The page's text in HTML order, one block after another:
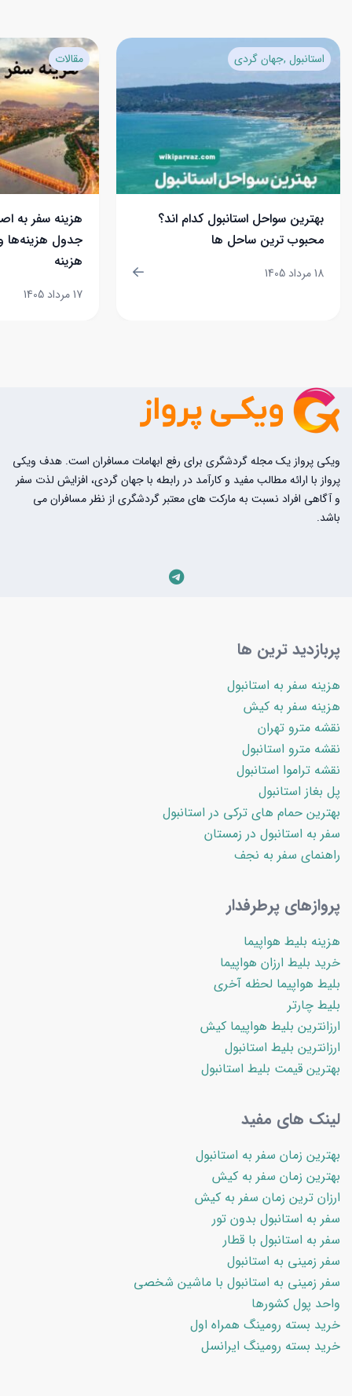
استانبول جهان گردی
بهترین سواحل استانبول کدام اند؟
محبوب ترین ساحل ها
18 مرداد 1405
مقالات
جدول هزینه‌ها
هزینه
17 مرداد 1405
ویکی پرواز یک مجله گردشگری برای رفع ابهامات مسافران است. هدف ویکی
پرواز با ارائه مطالب مفید و کارآمد در رابطه با جهان گردی، افزایش لذت سفر
و آگاهی افراد نسبت به مارکت های معتبر گردشگری از نظر مسافران می
باشد.
پربازدید ترین ها
هزینه سفر به استانبول
هزینه سفر به کیش
نقشه مترو تهران
نقشه مترو استانبول
نقشه تراموا استانبول
پل بغاز استانبول
بهترین حمام های ترکی در استانبول
سفر به استانبول در زمستان
راهنمای سفر به نجف
پروازهای پرطرفدار
هزینه بلیط هواپیما
خرید بلیط ارزان هواپیما
بلیط هواپیما لحظه آخری
بلیط چارتر
ارزانترین بلیط هواپیما کیش
ارزانترین بلیط استانبول
بهترین قیمت بلیط استانبول
لینک های مفید
بهترین زمان سفر به استانبول
بهترین زمان سفر به کیش
ارزان ترین زمان سفر به کیش
سفر به استانبول بدون تور
سفر به استانبول با قطار
سفر زمینی به استانبول
سفر زمینی به استانبول با ماشین شخصی
واحد پول کشورها
خرید بسته رومینگ همراه اول
خرید بسته رومینگ ایرانسل